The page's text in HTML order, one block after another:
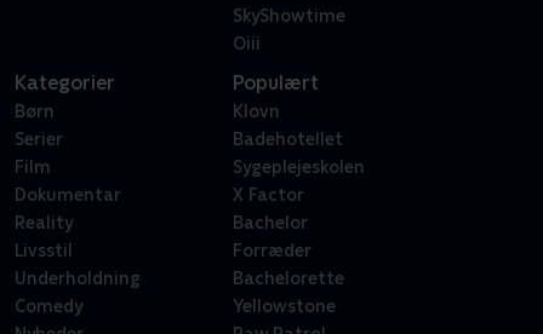
SkyShowtime
Oiii
Kategorier
Børn
Serier
Film
Dokumentar
Reality
Livsstil
Underholdning
Comedy
Populært
Klovn
Badehotellet
Sygeplejeskolen
X Factor
Bachelor
Forræder
Bachelorette
Yellowstone